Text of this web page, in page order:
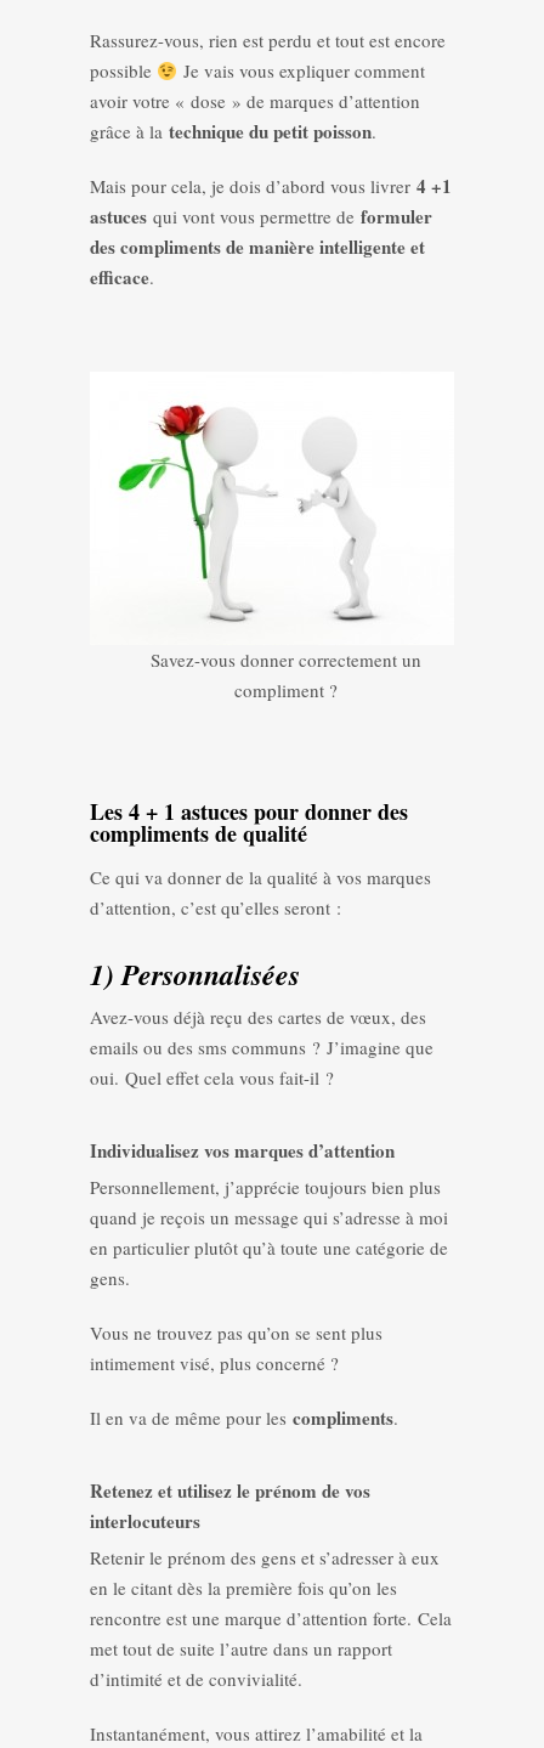
Rassurez-vous, rien est perdu et tout est encore
possible
Je vais vous expliquer comment
avoir votre « dose » de marques d’attention
grâce à la technique du petit poisson.
Mais pour cela, je dois d’abord vous livrer 4 +1
astuces qui vont vous permettre de formuler
des compliments de manière intelligente et
efficace.
Savez-vous donner correctement un
compliment ?
Les 4 + 1 astuces pour donner des
compliments de qualité
Ce qui va donner de la qualité à vos marques
d’attention, c’est qu’elles seront :
1) Personnalisées
Avez-vous déjà reçu des cartes de vœux, des
emails ou des sms communs ? J’imagine que
oui. Quel effet cela vous fait-il ?
Individualisez vos marques d’attention
Personnellement, j’apprécie toujours bien plus
quand je reçois un message qui s’adresse à moi
en particulier plutôt qu’à toute une catégorie de
gens.
Vous ne trouvez pas qu’on se sent plus
intimement visé, plus concerné ?
Il en va de même pour les compliments.
Retenez et utilisez le prénom de vos
interlocuteurs
Retenir le prénom des gens et s’adresser à eux
en le citant dès la première fois qu’on les
rencontre est une marque d’attention forte. Cela
met tout de suite l’autre dans un rapport
d’intimité et de convivialité.
Instantanément, vous attirez l’amabilité et la